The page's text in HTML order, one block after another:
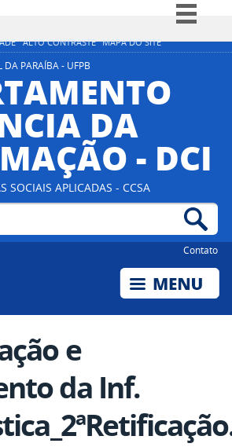
ALTO CONTRASTE MAPA DO SITE
Simplifique!
Participe
Acesso à informação
Legislação
Canais
DA PARAÍBA - UFPB
DA
- DCI
SOCIAIS APLICADAS - CCSA
Contato
e
da Inf.